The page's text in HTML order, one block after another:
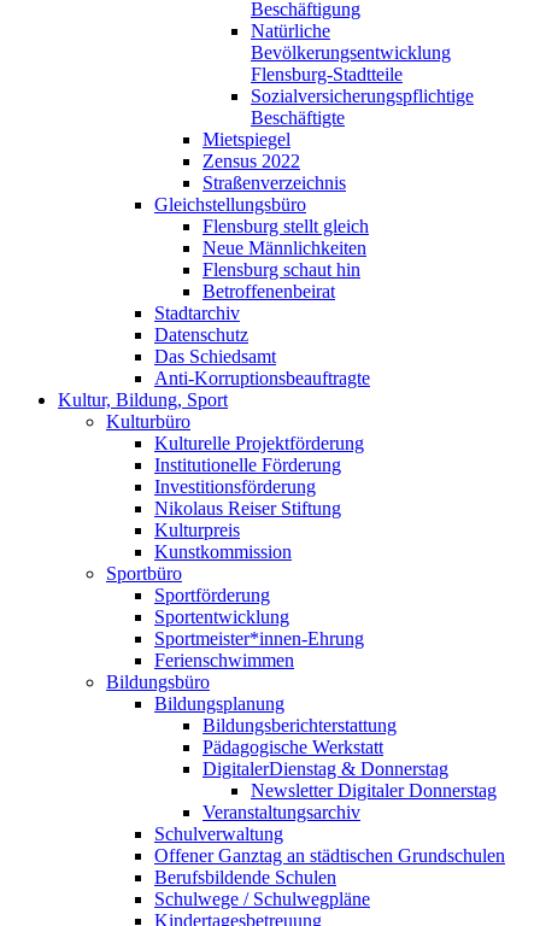
Beschäftigung
Natürliche
Bevölkerungsentwicklung
Flensburg-Stadtteile
Sozialversicherungspflichtige
Beschäftigte
Mietspiegel
Zensus 2022
Straßenverzeichnis
Gleichstellungsbüro
Flensburg stellt gleich
Neue Männlichkeiten
Flensburg schaut hin
Betroffenenbeirat
Stadtarchiv
Datenschutz
Das Schiedsamt
Anti-Korruptionsbeauftragte
Kultur, Bildung, Sport
Kulturbüro
Kulturelle Projektförderung
Institutionelle Förderung
Investitionsförderung
Nikolaus Reiser Stiftung
Kulturpreis
Kunstkommission
Sportbüro
Sportförderung
Sportentwicklung
Sportmeister*innen-Ehrung
Ferienschwimmen
Bildungsbüro
Bildungsplanung
Bildungsberichterstattung
Pädagogische Werkstatt
DigitalerDienstag & Donnerstag
Newsletter Digitaler Donnerstag
Veranstaltungsarchiv
Schulverwaltung
Offener Ganztag an städtischen Grundschulen
Berufsbildende Schulen
Schulwege / Schulwegpläne
Kindertagesbetreuung